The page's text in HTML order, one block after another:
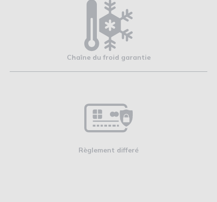
Chaîne du froid garantie
Règlement differé